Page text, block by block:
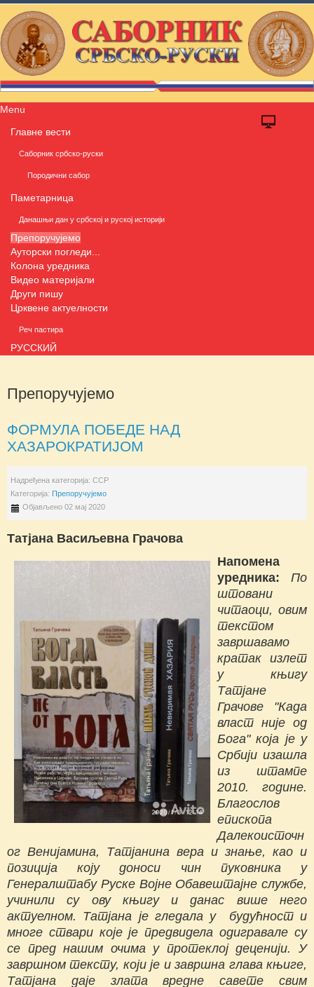
Menu
Главне вести
Саборник србско-руски
Породични сабор
Паметарница
Данашњи дан у србској и руској историји
Препоручујемо
Ауторски погледи...
Колона уредника
Видео материјали
Други пишу
Црквене актуелности
Реч пастира
РУССКИЙ
Препоручујемо
ФОРМУЛА ПОБЕДЕ НАД
ХАЗАРОКРАТИЈОМ
Надређена категорија: ССР
Категорија: Препоручујемо
Објављено 02 мај 2020
Татјана Васиљевна Грачова
Напомена
уредника: По
штовани
читаоци, овим
текстом
завршавамо
кратак излет
у књигу
Татјане
Грачове "Када
власт није од
Бога" која је у
Србији изашла
из штампе
2010. године.
Благослов
епископа
Далекоисточн
ог Венијамина, Татјанина вера и знање, као и
позиција коју доноси чин пуковника у
Генералштабу Руске Војне Обавештајне службе,
учинили су ову књигу и данас више него
актуелном. Татјана је гледала у будућност и
многе ствари које је предвидела одигравале су
се пред нашим очима у протеклој деценији. У
завршном тексту, који је и завршна глава књиге,
Татјана даје злата вредне савете свим